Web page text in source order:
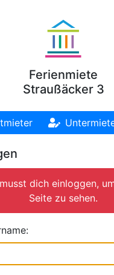
Ferienmiete
Straußäcker 3
dich einloggen,
Seite zu sehen.